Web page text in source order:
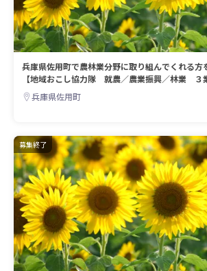
兵庫県佐用町で農林業分野に取り組んでくれる方
【地域おこし協力隊 就農／農業振興／林業 ３
兵庫県佐用町
募集終了